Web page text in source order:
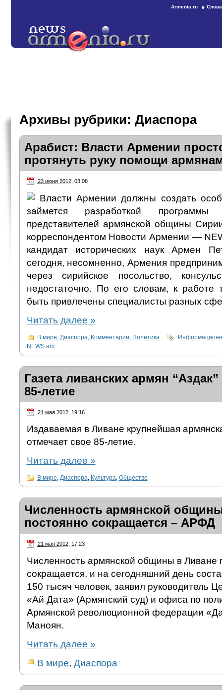
Armenia.ru
Архивы рубрики: Диаспора
Арабист: Власти Армении
протянуть руку помощи
23 июня 2012, 03:08
Власти Армении должны создать
займется разработкой
представителей армянской общины
корреспондентом Новости Армении —
кандидат исторических наук Армен
сегодня, несомненно, Армения
через сирийское посольство,
недостаточно. По его словам, к работе
быть привлечены специалисты разных
Читать далее »
В мире Диаспора Комментарии Политика
NEWS.am
Газета ливанских армян
85-летие
21 мая 2012, 19:16
Издаваемая в Ливане крупнейшая
отмечает свое 85-летие.
Читать далее »
В мире, Диаспора, Культура, Общество
Численность армянской
постоянно сокращается – АРФД
21 мая 2012, 17:23
Численность армянской общины в Ливане
сокращается, и на сегодняшний день
150 тысяч человек, заявил руководитель
«Ай Дата» (Армянский суд) и офиса по
Армянской революционной федерации
Маноян.
Читать далее »
В мире, Диаспора